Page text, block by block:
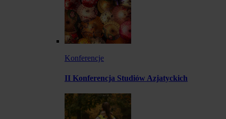
Konferencje
II Konferencja Studiów Azjatyckich